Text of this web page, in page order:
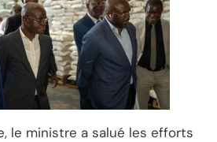
le ministre a salué les efforts